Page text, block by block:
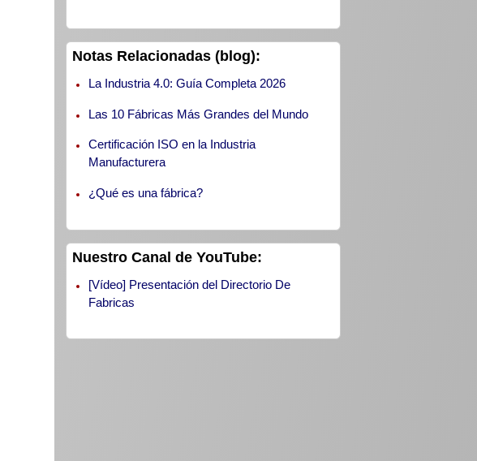
Notas Relacionadas (blog):
La Industria 4.0: Guía Completa 2026
Las 10 Fábricas Más Grandes del Mundo
Certificación ISO en la Industria
Manufacturera
¿Qué es una fábrica?
Nuestro Canal de YouTube:
[Vídeo] Presentación del Directorio De
Fabricas